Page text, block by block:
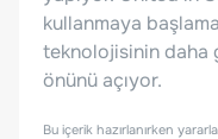
kullanmaya
teknolojisinin daha
önünü açıyor.
Bu içerik hazırlanırken